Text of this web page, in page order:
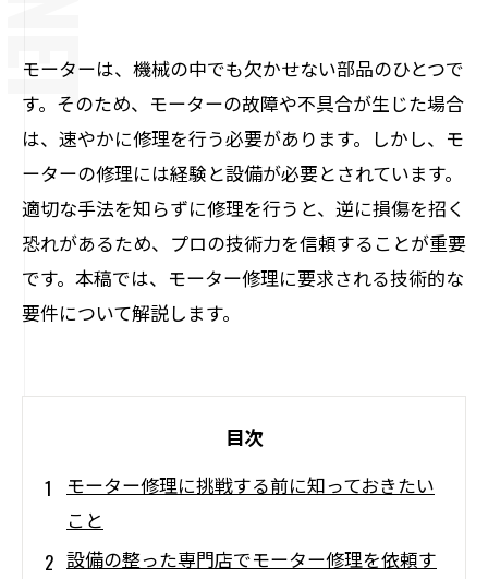
モーターは、機械の中でも欠かせない部品のひとつで
す。そのため、モーターの故障や不具合が生じた場合
は、速やかに修理を行う必要があります。しかし、モ
ーターの修理には経験と設備が必要とされています。
適切な手法を知らずに修理を行うと、逆に損傷を招く
恐れがあるため、プロの技術力を信頼することが重要
です。本稿では、モーター修理に要求される技術的な
要件について解説します。
目次
モーター修理に挑戦する前に知っておきたい
こと
設備の整った専門店でモーター修理を依頼す